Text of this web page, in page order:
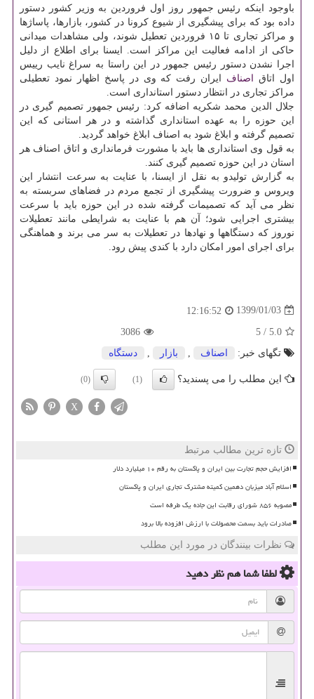
باوجود اینكه رئیس جمهور روز اول فروردین به وزیر كشور دستور
داده بود كه برای پیشگیری از شیوع كرونا در كشور، بازارها، پاساژها
و مراكز تجاری تا ۱۵ فروردین تعطیل شوند، ولی مشاهدات میدانی
حاكی از ادامه فعالیت این مراكز است. ایسنا برای اطلاع از دلیل
اجرا نشدن دستور رئیس جمهور در این راستا به سراغ نایب رییس
اول اتاق
اصناف ایران رفت كه وی در پاسخ اظهار نمود تعطیلی
مراكز تجاری در انتظار دستور استانداری است.
جلال الدین محمد شكریه اضافه كرد: رئیس جمهور تصمیم گیری در
این حوزه را به عهده استانداری گذاشته و در هر استانی كه این
تصمیم گرفته و ابلاغ شود به اصناف ابلاغ خواهد گردید.
به قول وی استانداری ها باید با مشورت فرمانداری و اتاق اصناف هر
استان در این حوزه تصمیم گیری كنند.
به گزارش تولیدو به نقل از ایسنا، با عنایت به سرعت انتشار این
ویروس و ضرورت پیشگیری از تجمع مردم در فضاهای سربسته به
نظر می آید كه تصمیمات گرفته شده در این حوزه باید با سرعت
بیشتری اجرایی شود؛ آن هم با عنایت به شرایطی مانند تعطیلات
نوروز كه دستگاهها و نهادها در تعطیلات به سر می برند و هماهنگی
برای اجرای امور امكان دارد با كندی پیش رود.
1399/01/03
12:16:52
5.0
/
5
3086
تگهای خبر:
اصناف بازار دستگاه
این مطلب را می پسندید؟ (1)
(0)
X
تازه ترین مطالب مرتبط
افزایش حجم تجارت بین ایران و پاکستان به رقم ۱۰ میلیارد دلار
اسلام آباد میزبان دهمین کمیته مشترک تجاری ایران و پاکستان
مصوبه ۸۵۶ شورای رقابت این جاده یک طرفه است
صادرات باید بسمت محصولات با ارزش افزوده بالا برود
نظرات بینندگان در مورد این مطلب
لطفا شما همنظر دهید